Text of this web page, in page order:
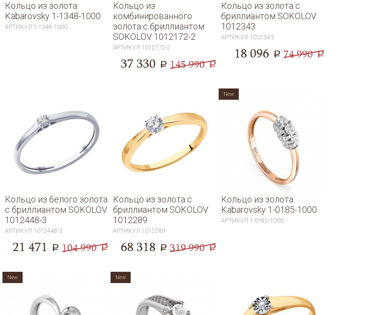
Кольцо из золота
Kabarovsky 1-1348-1000
АРТИКУЛ 1-1348-1000
Кольцо из
комбинированного
золота с бриллиантом
SOKOLOV 1012172-2
АРТИКУЛ 1012172-2
37 330 a 145 990 a
Кольцо из золота с
бриллиантом SOKOLOV
1012343
АРТИКУЛ 1012343
18 096 a 74 990 a
Кольцо из белого золота
с бриллиантом SOKOLOV
1012448-3
АРТИКУЛ 1012448-3
21 471 a 104 990 a
Кольцо из золота с
бриллиантом SOKOLOV
1012289
АРТИКУЛ 1012289
68 318 a 319 990 a
Кольцо из золота
Kabarovsky 1-0185-1000
АРТИКУЛ 1-0185-1000
New
New New